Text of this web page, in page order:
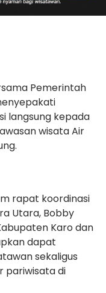
Pemerintah
langsung kepada
wisata Air
rapat koordinasi
Utara, Bobby
Karo dan
dapat
sekaligus
pariwisata di